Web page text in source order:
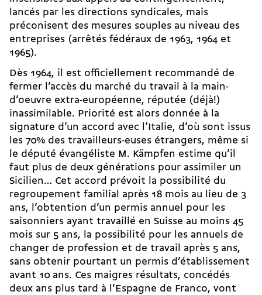
lancés par les directions syndicales, mais
préconisent des mesures souples au niveau des
entreprises (arrêtés fédéraux de 1963, 1964 et
1965).
Dès 1964, il est officiellement recommandé de
fermer l’accès du marché du travail à la main-
d’oeuvre extra-européenne, réputée (déjà!)
inassimilable. Priorité est alors donnée à la
signature d’un accord avec l’Italie, d’où sont issus
les 70% des travailleurs-euses étrangers, même si
le député évangéliste M. Kämpfen estime qu’il
faut plus de deux générations pour assimiler un
Sicilien… Cet accord prévoit la possibilité du
regroupement familial après 18 mois au lieu de 3
ans, l’obtention d’un permis annuel pour les
saisonniers ayant travaillé en Suisse au moins 45
mois sur 5 ans, la possibilité pour les annuels de
changer de profession et de travail après 5 ans,
sans obtenir pourtant un permis d’établissement
avant 10 ans. Ces maigres résultats, concédés
deux ans plus tard à l’Espagne de Franco, vont